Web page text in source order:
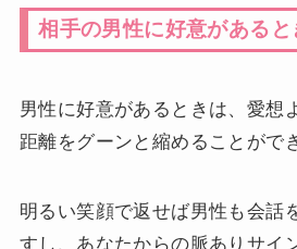
相手の男性に好意があると
男性に好意があるときは、愛想
距離をグーンと縮めることがで
明るい笑顔で返せば男性も会話
すし、あなたからの脈ありサイ